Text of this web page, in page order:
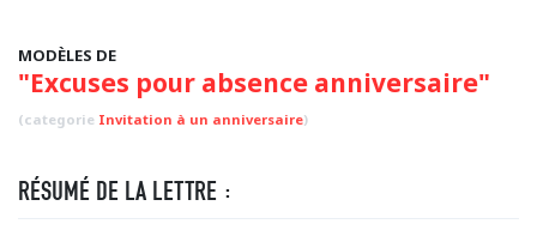
MODÈLES DE
"Excuses pour absence anniversaire"
(categorie Invitation à un anniversaire)
RÉSUMÉ DE LA LETTRE :